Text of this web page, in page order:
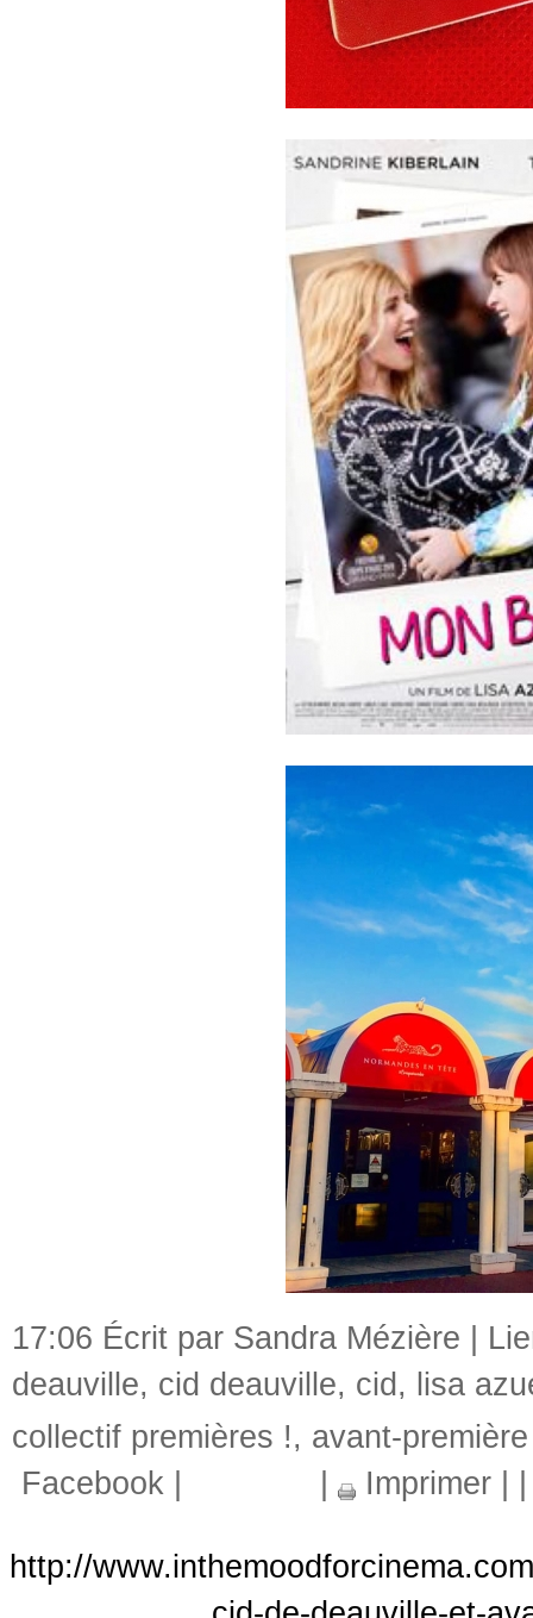
17:06 Écrit par Sandra Mézière |
deauville, cid deauville, cid , lisa
collectif premières !, avant-première
Facebook
Imprimer
http://